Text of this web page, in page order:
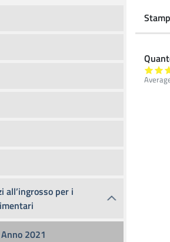
all’ingrosso per i
2021